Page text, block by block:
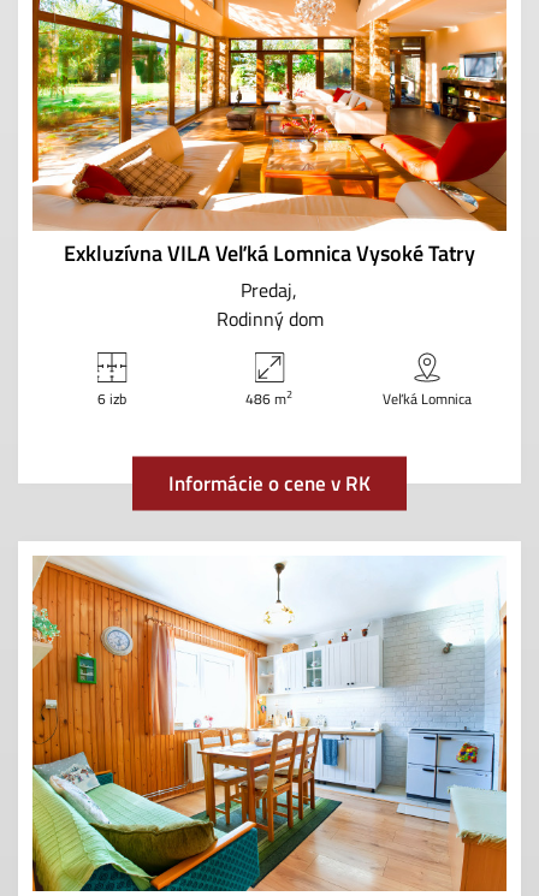
Exkluzívna VILA Veľká Lomnica Vysoké Tatry
Predaj
Rodinný dom
6 izb 486 m2 Veľká Lomnica
Informácie o cene v RK